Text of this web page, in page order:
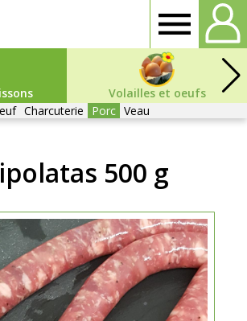
Volailles et oeufs
Charcuterie Porc Veau
500 g